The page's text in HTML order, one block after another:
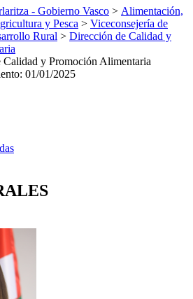
- Gobierno Vasco > Alimentación,
y Pesca > Viceconsejería de
Rural > Dirección de Calidad y
Calidad y Promoción Alimentaria
: 01/01/2025